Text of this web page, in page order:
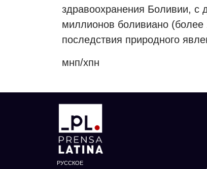
здравоохранения Боливии, с
миллионов боливиано
последствия природного
мнп/хпн
РУССКОЕ